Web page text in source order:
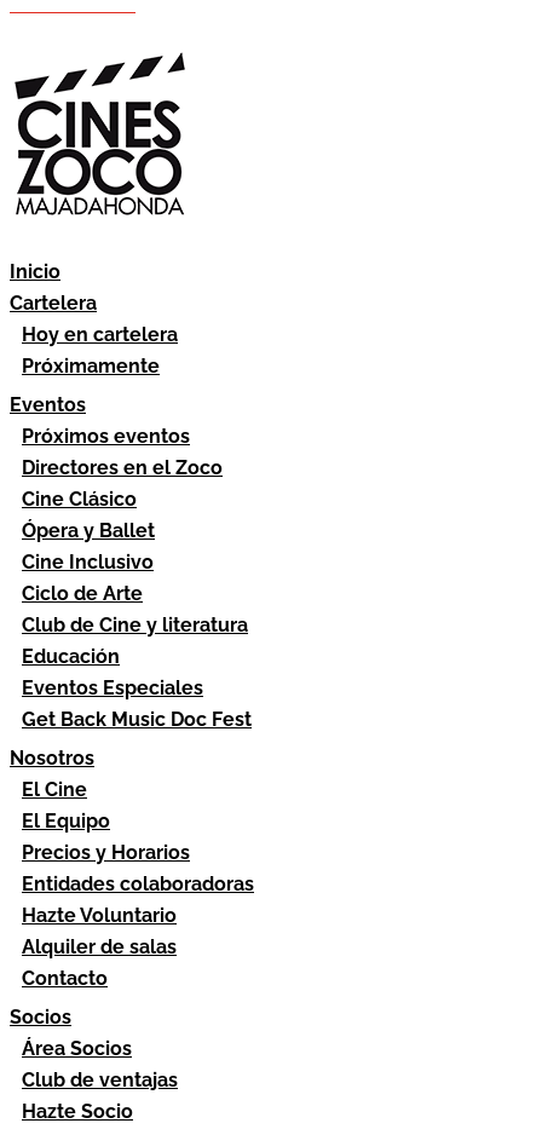
Inicio
Cartelera
Hoy en cartelera
Próximamente
Eventos
Próximos eventos
Directores en el Zoco
Cine Clásico
Ópera y Ballet
Cine Inclusivo
Ciclo de Arte
Club de Cine y literatura
Educación
Eventos Especiales
Get Back Music Doc Fest
Nosotros
El Cine
El Equipo
Precios y Horarios
Entidades colaboradoras
Hazte Voluntario
Alquiler de salas
Contacto
Socios
Área Socios
Club de ventajas
Hazte Socio